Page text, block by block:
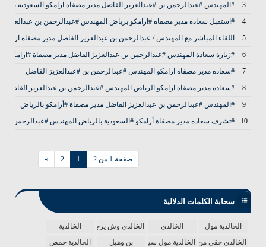
3
#المهندس #عبدالرحمن بن #عبدالعزيز الفاضل مدير مصفاه ارامكو السعوديه
4
#استقبل سعاده مدير مصفاه #ارامكو برياض المهندس #عبدالرحمن بن عبدالعزيز
5
اللقاء المباشر مع المهندس / عبدالرحمن بن عبدالعزيز الفاضل مدير مصفاة ارامكو
6
#زيارة سعادة المهندس #عبدالرحمن بن عبدالعزيز الفاضل مدير مصفاة #ارامكو
7
#سعاده مدير مصفاه ارامكو المهندس #عبدالرحمن بن #عبدالعزيز الفاضل
8
#سعاده مدير مصفاه ارامكو الرياض المهندس #عبدالرحمن بن عبدالعزيز الفاضل
9
#المهندس #عبدالرحمن بن عبدالعزيز الفاضل مدير مصفاة #أرامكو بالرياض
10
#تشرف سعاده مدير مصفاة أرامكو #السعودية بالرياض المهندس #عبدالرحمن بن
صفحة 1 من 2 1
2
»
سحابة الكلمات الدلالية
الخالدية مول الخالدي الخالدي وش يرجع
الخالدية
الخالدي حقي من الدنياالخالدية مول سينما بن وهيل
الخالدية حمص